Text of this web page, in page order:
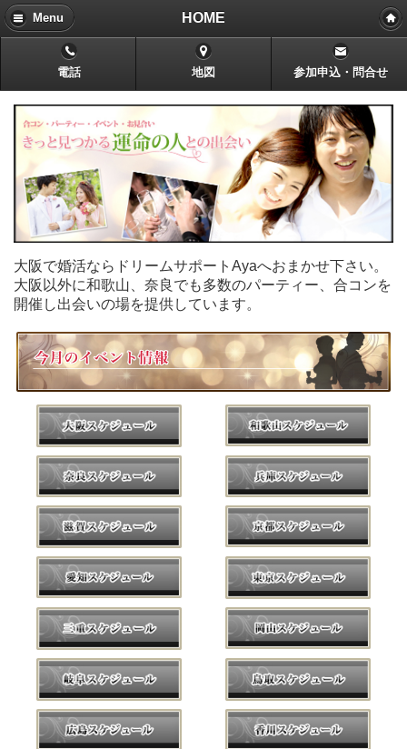
Menu HOME
電話 地図 参加申込・問合せ
大阪で婚活ならドリームサポートAyaへおまかせ下さい。
大阪以外に和歌山、奈良でも多数のパーティー、合コンを
開催し出会いの場を提供しています。